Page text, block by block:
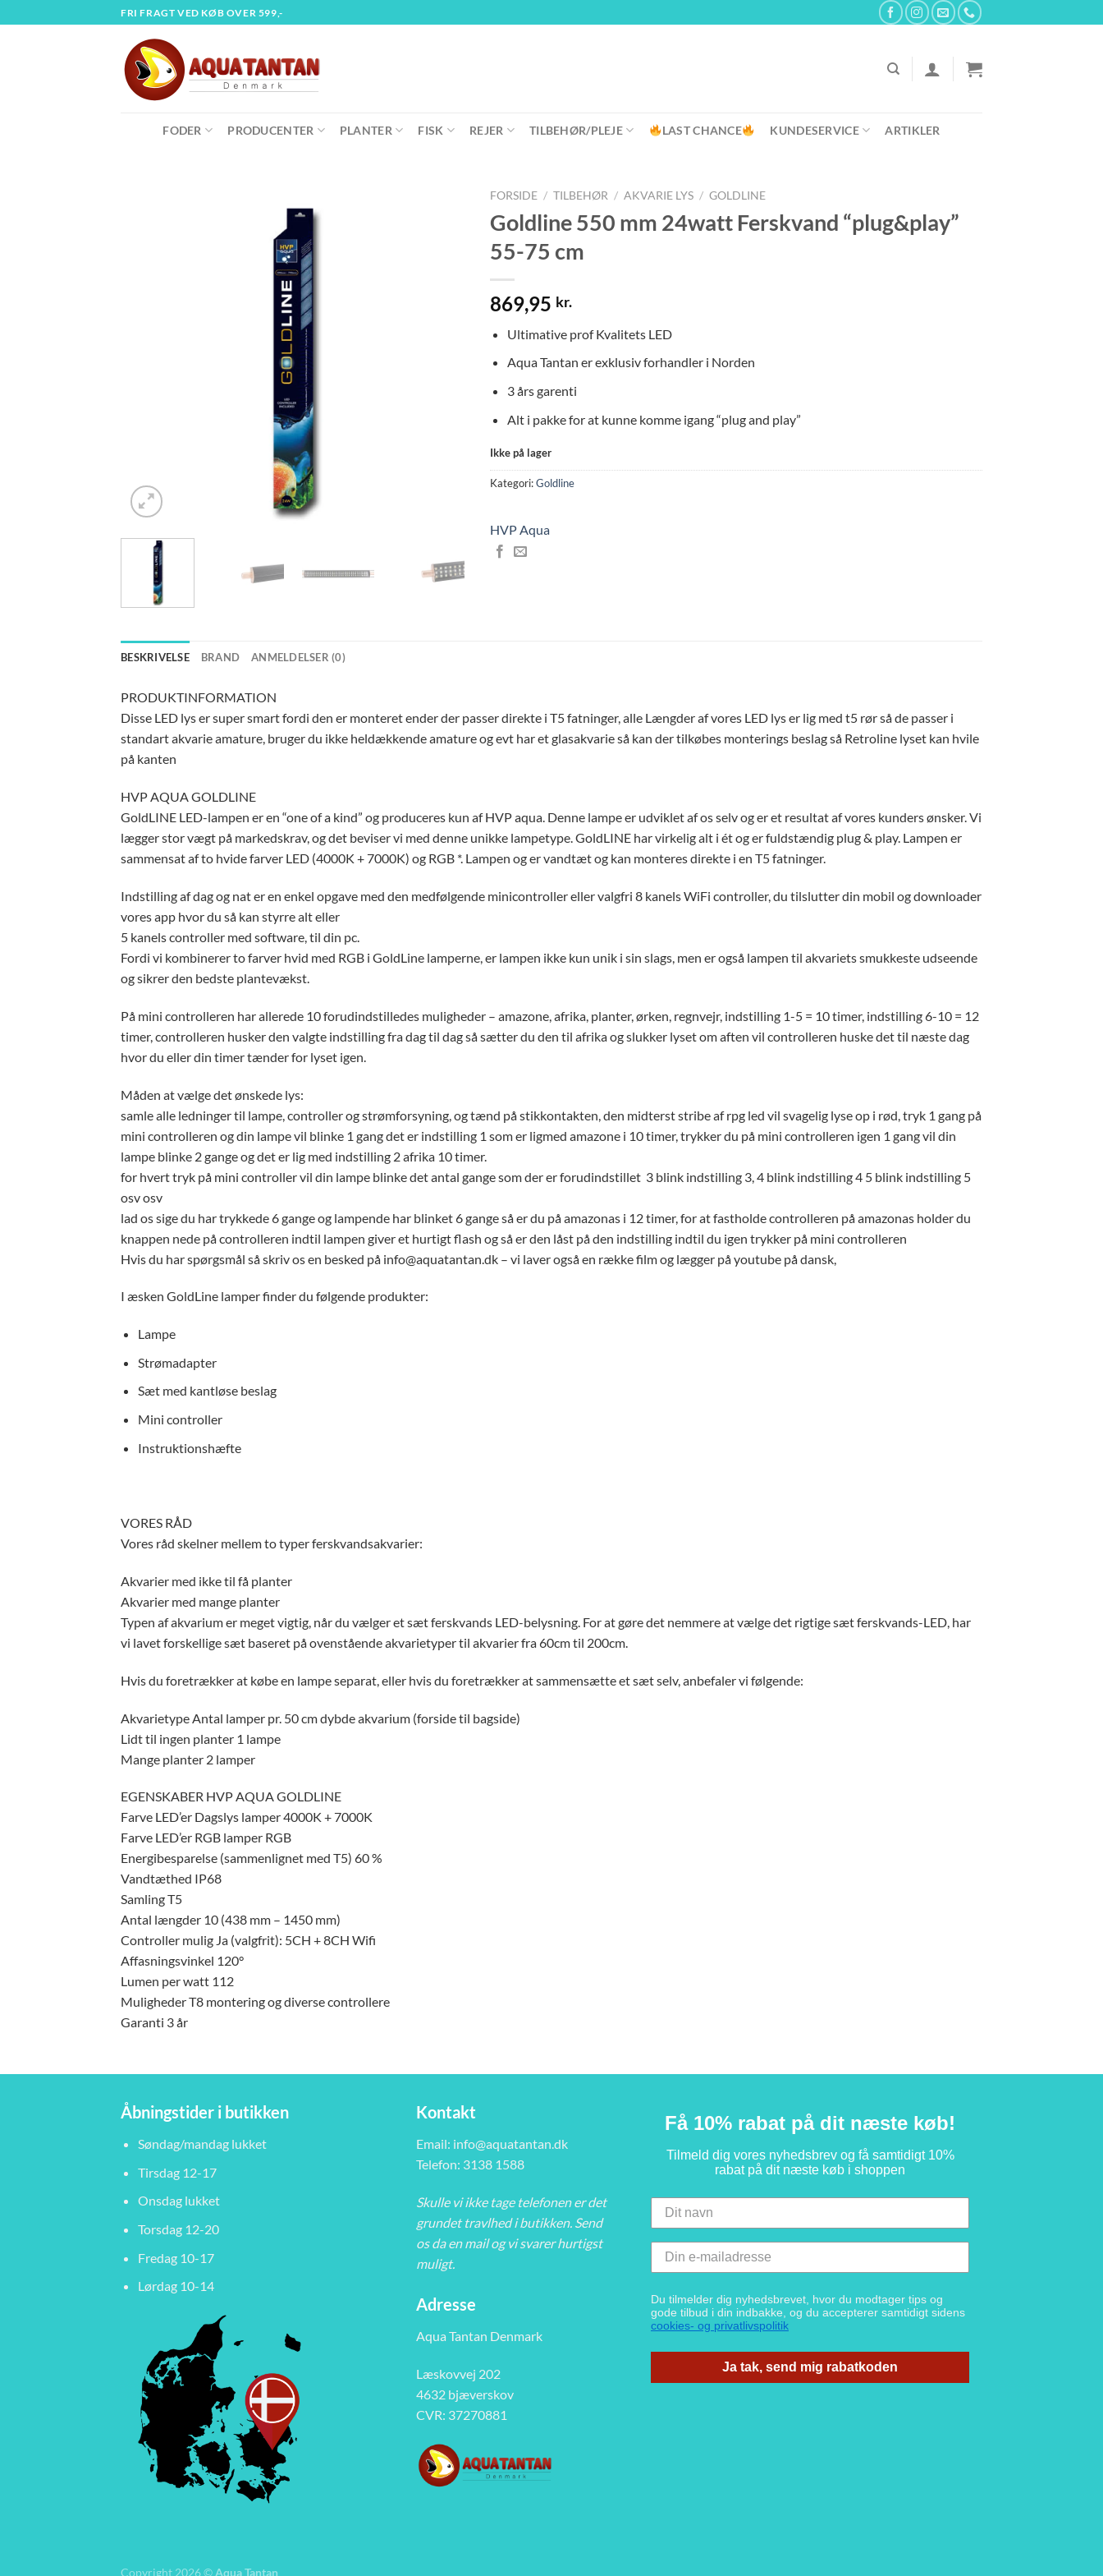
til
FRI FRAGT VED KØB OVER 599,-
FODER PRODUCENTER PLANTER FISK REJER TILBEHØR/PLEJE LAST CHANCE KUNDESERVICE ARTIKLER
FORSIDE / TILBEHØR / AKVARIE LYS / GOLDLINE
Goldline 550 mm 24watt Ferskvand “plug&play”
55-75 cm
869,95 kr.
Ultimative prof Kvalitets LED
Aqua Tantan er exklusiv forhandler i Norden
3 års garenti
Alt i pakke for at kunne komme igang “plug and play”
Ikke på lager
Kategori:Goldline
HVP Aqua
BESKRIVELSE BRAND ANMELDELSER (0)
PRODUKTINFORMATION
Disse LED lys er super smart fordi den er monteret ender der passer direkte i T5 fatninger, alle Længder af vores LED lys er lig med t5 rør så de passer i
standart akvarie amature, bruger du ikke heldækkende amature og evt har et glasakvarie så kan der tilkøbes monterings beslag så Retroline lyset kan hvile
på kanten
HVP AQUA GOLDLINE
GoldLINE LED-lampen er en “one of a kind” og produceres kun af HVP aqua. Denne lampe er udviklet af os selv og er et resultat af vores kunders ønsker. Vi
lægger stor vægt på markedskrav, og det beviser vi med denne unikke lampetype. GoldLINE har virkelig alt i ét og er fuldstændig plug & play. Lampen er
sammensat af to hvide farver LED (4000K + 7000K) og RGB *. Lampen og er vandtæt og kan monteres direkte i en T5 fatninger.
Indstilling af dag og nat er en enkel opgave med den medfølgende minicontroller eller valgfri 8 kanels WiFi controller, du tilslutter din mobil og downloader
vores app hvor du så kan styrre alt eller
5 kanels controller med software, til din pc.
Fordi vi kombinerer to farver hvid med RGB i GoldLine lamperne, er lampen ikke kun unik i sin slags, men er også lampen til akvariets smukkeste udseende
og sikrer den bedste plantevækst.
På mini controlleren har allerede 10 forudindstilledes muligheder – amazone, afrika, planter, ørken, regnvejr, indstilling 1-5 = 10 timer, indstilling 6-10 = 12
timer, controlleren husker den valgte indstilling fra dag til dag så sætter du den til afrika og slukker lyset om aften vil controlleren huske det til næste dag
hvor du eller din timer tænder for lyset igen.
Måden at vælge det ønskede lys:
samle alle ledninger til lampe, controller og strømforsyning, og tænd på stikkontakten, den midterst stribe af rpg led vil svagelig lyse op i rød, tryk 1 gang på
mini controlleren og din lampe vil blinke 1 gang det er indstilling 1 som er ligmed amazone i 10 timer, trykker du på mini controlleren igen 1 gang vil din
lampe blinke 2 gange og det er lig med indstilling 2 afrika 10 timer.
for hvert tryk på mini controller vil din lampe blinke det antal gange som der er forudindstillet 3 blink indstilling 3, 4 blink indstilling 4 5 blink indstilling 5
osv osv
lad os sige du har trykkede 6 gange og lampende har blinket 6 gange så er du på amazonas i 12 timer, for at fastholde controlleren på amazonas holder du
knappen nede på controlleren indtil lampen giver et hurtigt flash og så er den låst på den indstilling indtil du igen trykker på mini controlleren
Hvis du har spørgsmål så skriv os en besked på info@aquatantan.dk – vi laver også en række film og lægger på youtube på dansk,
I æsken GoldLine lamper finder du følgende produkter:
Lampe
Strømadapter
Sæt med kantløse beslag
Mini controller
Instruktionshæfte
VORES RÅD
Vores råd skelner mellem to typer ferskvandsakvarier:
Akvarier med ikke til få planter
Akvarier med mange planter
Typen af ​​akvarium er meget vigtig, når du vælger et sæt ferskvands LED-belysning. For at gøre det nemmere at vælge det rigtige sæt ferskvands-LED, har
vi lavet forskellige sæt baseret på ovenstående akvarietyper til akvarier fra 60cm til 200cm.
Hvis du foretrækker at købe en lampe separat, eller hvis du foretrækker at sammensætte et sæt selv, anbefaler vi følgende:
Akvarietype Antal lamper pr. 50 cm dybde akvarium (forside til bagside)
Lidt til ingen planter 1 lampe
Mange planter 2 lamper
EGENSKABER HVP AQUA GOLDLINE
Farve LED’er Dagslys lamper 4000K + 7000K
Farve LED’er RGB lamper RGB
Energibesparelse (sammenlignet med T5) 60 %
Vandtæthed IP68
Samling T5
Antal længder 10 (438 mm – 1450 mm)
Controller mulig Ja (valgfrit): 5CH + 8CH Wifi
Affasningsvinkel 120°
Lumen per watt 112
Muligheder T8 montering og diverse controllere
Garanti 3 år
Åbningstider i butikken
Søndag/mandag lukket
Tirsdag 12-17
Onsdag lukket
Torsdag 12-20
Fredag 10-17
Lørdag 10-14
Kontakt
Email: info@aquatantan.dk
Telefon: 3138 1588
Skulle vi ikke tage telefonen er det
grundet travlhed i butikken. Send
os da en mail og vi svarer hurtigst
muligt.
Adresse
Aqua Tantan Denmark
Læskovvej 202
4632 bjæverskov
CVR: 37270881
Få 10% rabat på dit næste køb!
Tilmeld dig vores nyhedsbrev og få samtidigt 10%
rabat på dit næste køb i shoppen
Du tilmelder dig nyhedsbrevet, hvor du modtager tips og
gode tilbud i din indbakke, og du accepterer samtidigt sidens
cookies- og privatlivspolitik
Ja tak, send mig rabatkoden
Copyright 2026 ©Aqua Tantan